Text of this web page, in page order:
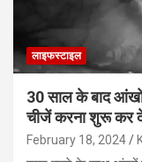
लाइफस्टाइल
30 साल के बाद आंखों
चीजें करना शुरू कर
February 18, 2024